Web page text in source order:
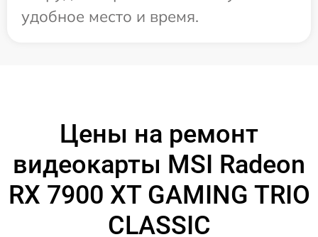
удобное место и время.
Цены на ремонт
видеокарты MSI Radeon
RX 7900 XT GAMING TRIO
CLASSIC